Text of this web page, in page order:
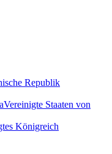
Republik
Vereinigte Staaten von
Königreich